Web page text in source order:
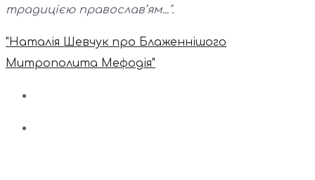
традицією православ’ям...".
"Наталія Шевчук про Блаженнішого
Митрополита Мефодія"